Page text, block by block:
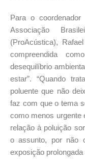
Para o
Associação
(ProAcústica),
compreendida
desequilíbrio
estar”. “Quando
poluente que não
faz com que o tema
como menos urgente
relação à poluição
o assunto, por não
exposição prolongada